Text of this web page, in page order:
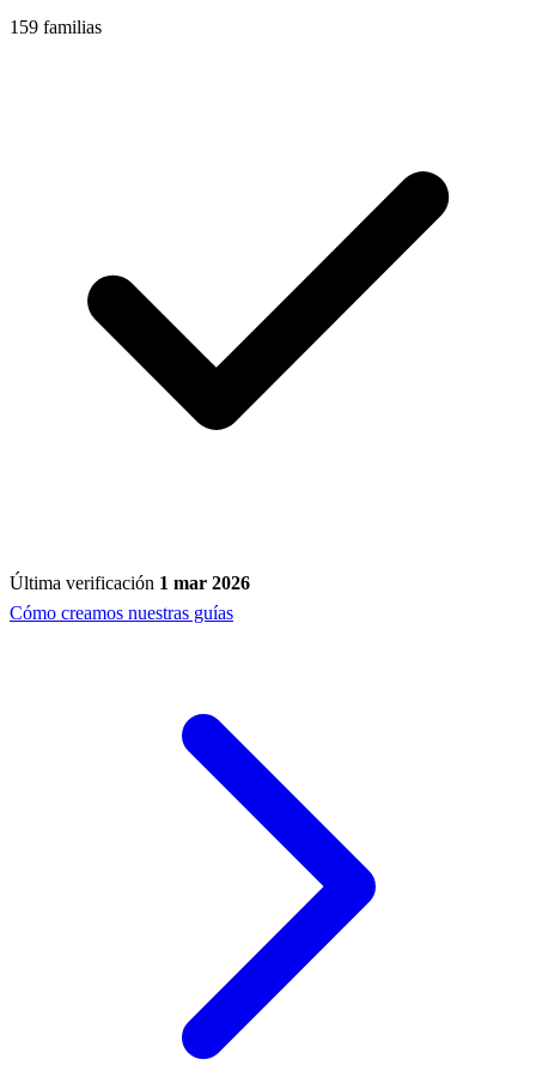
159 familias
Última verificación 1 mar 2026
Cómo creamos nuestras guías